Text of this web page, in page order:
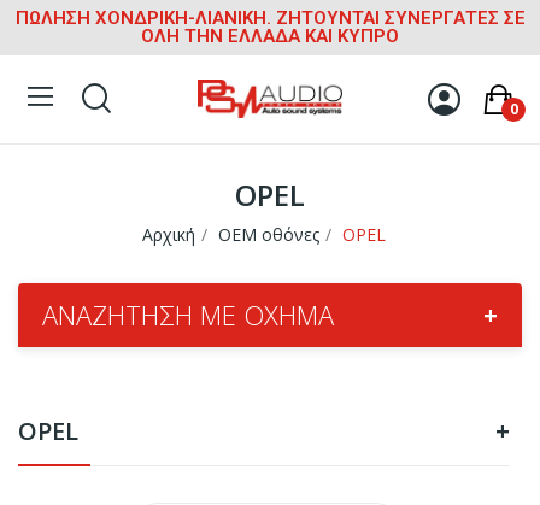
ΠΩΛΗΣΗ ΧΟΝΔΡΙΚΗ-ΛΙΑΝΙΚΗ. ΖΗΤΟΥΝΤΑΙ ΣΥΝΕΡΓΑΤΕΣ ΣΕ
ΟΛΗ ΤΗΝ ΕΛΛΑΔΑ ΚΑΙ ΚΥΠΡΟ
0
OPEL
Αρχική OEM οθόνες OPEL
ΑΝΑΖΉΤΗΣΗ ΜΕ ΌΧΗΜΑ +
OPEL +